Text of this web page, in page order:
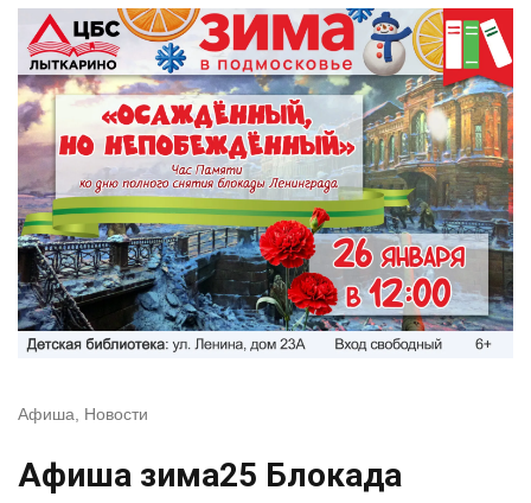
Афиша, Новости
Афиша зима25 Блокада